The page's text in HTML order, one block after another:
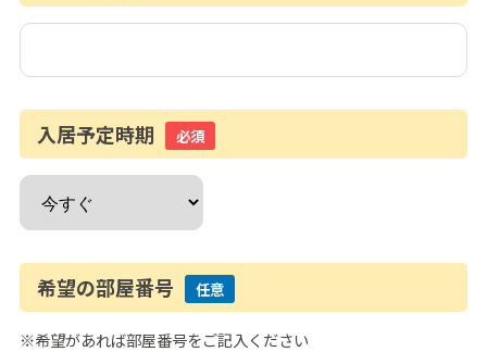
入居予定時期 必須
希望の部屋番号 任意
※希望があれば部屋番号をご記入ください